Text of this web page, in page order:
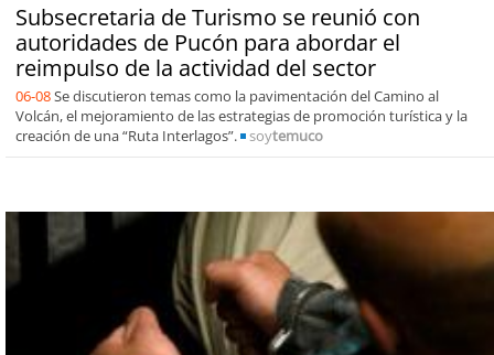
Subsecretaria de Turismo se reunió con
autoridades de Pucón para abordar el
reimpulso de la actividad del sector
06-08Se discutieron temas como la pavimentación del Camino al
Volcán, el mejoramiento de las estrategias de promoción turística y la
creación de una “Ruta Interlagos”.
soytemuco